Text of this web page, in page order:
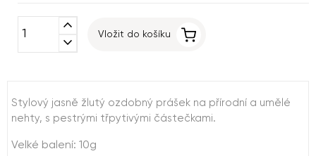
expand_less
expand_more
Vložit do košíku
Stylový jasně žlutý ozdobný prášek na přírodní a umělé
nehty, s pestrými třpytivými částečkami.
Velké balení: 10g